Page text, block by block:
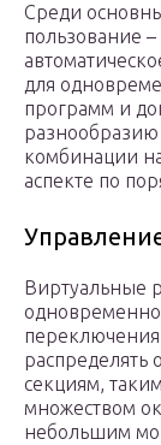
Среди
пользование
для
программ и
комбинации
аспекте по
Виртуальные
секциям,
множеством
небольшим